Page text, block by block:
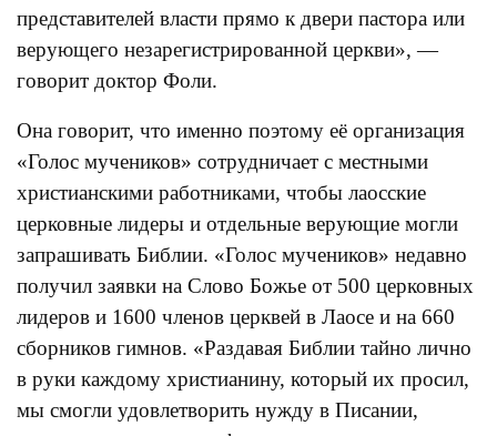
представителей власти прямо к двери пастора или
верующего незарегистрированной церкви», —
говорит доктор Фоли.
Она говорит, что именно поэтому её организация
«Голос мучеников» сотрудничает с местными
христианскими работниками, чтобы лаосские
церковные лидеры и отдельные верующие могли
запрашивать Библии. «Голос мучеников» недавно
получил заявки на Слово Божье от 500 церковных
лидеров и 1600 членов церквей в Лаосе и на 660
сборников гимнов. «Раздавая Библии тайно лично
в руки каждому христианину, который их просил,
мы смогли удовлетворить нужду в Писании,